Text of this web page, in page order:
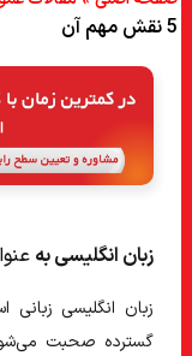
زبان انگلیسی به
زبانانگلیسی زبانی
گسترده صحبت